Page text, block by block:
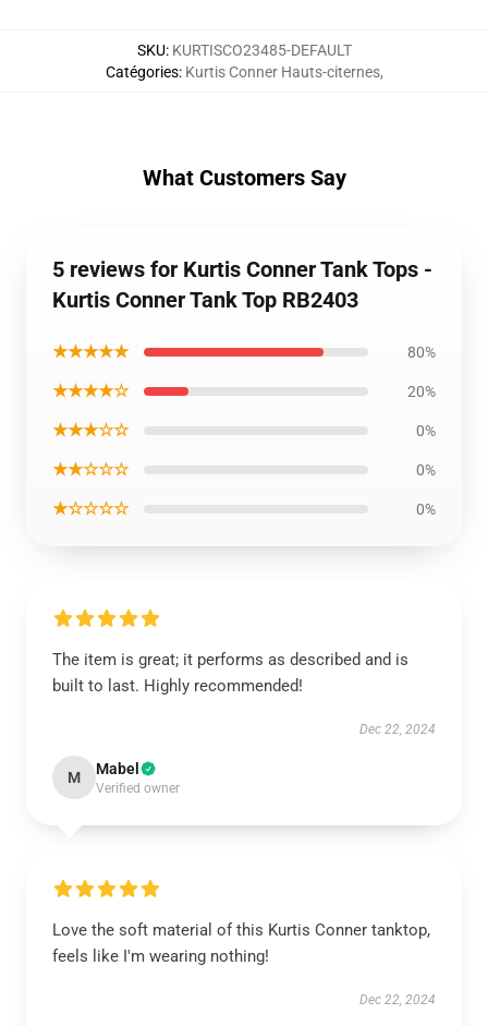
SKU: KURTISCO23485-DEFAULT
Catégories: Kurtis Conner Hauts-citernes,
What Customers Say
5 reviews for Kurtis Conner Tank Tops -
Kurtis Conner Tank Top RB2403
★★★★★ 80%
★★★★☆ 20%
★★★☆☆ 0%
★★☆☆☆ 0%
★☆☆☆☆ 0%
The item is great; it performs as described and is
built to last. Highly recommended!
Dec 22, 2024
M Mabel
Verified owner
Love the soft material of this Kurtis Conner tanktop,
feels like I'm wearing nothing!
Dec 22, 2024